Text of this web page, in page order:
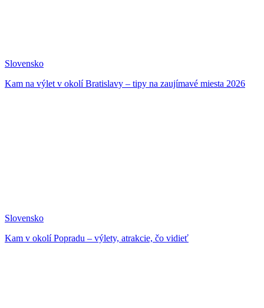
Slovensko
Kam na výlet v okolí Bratislavy – tipy na zaujímavé miesta 2026
Slovensko
Kam v okolí Popradu – výlety, atrakcie, čo vidieť